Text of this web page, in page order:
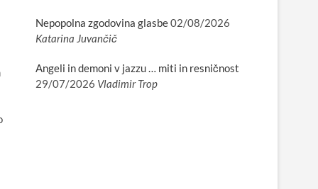
Nepopolna zgodovina glasbe02/08/2026
Katarina Juvančič
Angeli in demoni v jazzu … miti in resničnost
29/07/2026 Vladimir Trop